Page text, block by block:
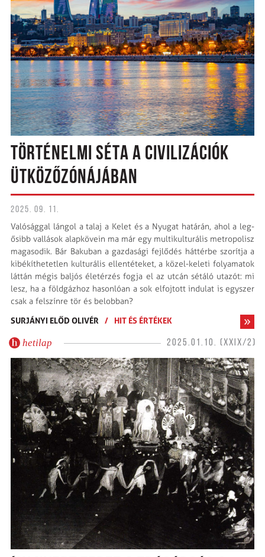
TÖRTÉNELMI SÉTA A CIVILIZÁCIÓK
ÜTKÖZŐZÓNÁJÁBAN
2025. 09. 11.
Valósággal lángol a talaj a Kelet és a Nyugat határán, ahol a leg­
ősibb vallások alapkövein ma már egy multikulturális metropolisz
magasodik. Bár Bakuban a gazdasági fejlődés háttérbe szorítja a
kibékíthetetlen kulturális ellentéteket, a közel-keleti folyamatok
láttán mégis baljós életérzés fogja el az utcán sétáló utazót: mi
lesz, ha a földgázhoz hasonlóan a sok elfojtott indulat is egyszer
csak a felszínre tör és belobban?
SURJÁNYI ELŐD OLIVÉR
/ HIT ÉS ÉRTÉKEK
hetilap 2025.01.10. (XXIX/2)